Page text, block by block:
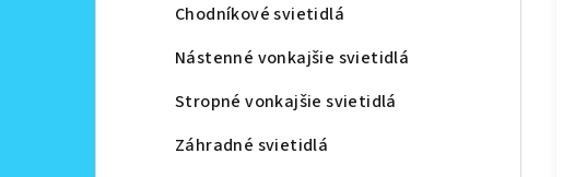
Chodníkové svietidlá
Nástenné vonkajšie svietidlá
Stropné vonkajšie svietidlá
Záhradné svietidlá